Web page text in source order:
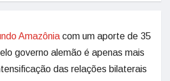
Amazônia com um aporte de 35
governo alemão é apenas mais
das relações bilaterais